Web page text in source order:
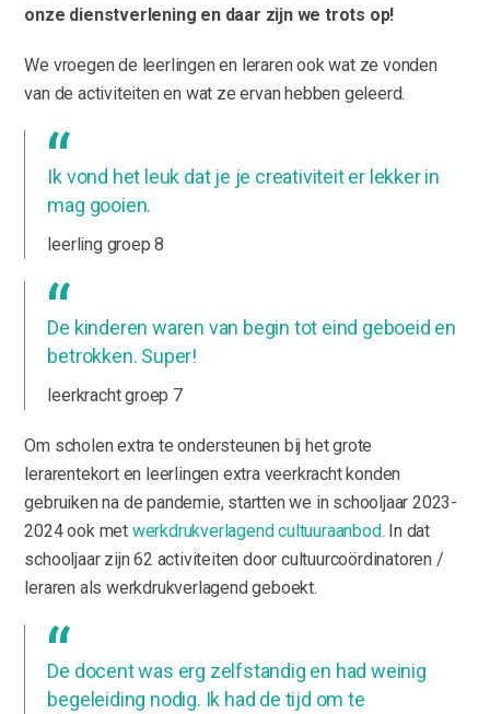
onze dienstverlening en daar zijn we trots op!
We vroegen de leerlingen en leraren ook wat ze vonden
van de activiteiten en wat ze ervan hebben geleerd.
Ik vond het leuk dat je je creativiteit er lekker in
mag gooien.
leerling groep 8
De kinderen waren van begin tot eind geboeid en
betrokken. Super!
leerkracht groep 7
Om scholen extra te ondersteunen bij het grote
lerarentekort en leerlingen extra veerkracht konden
gebruiken na de pandemie, startten we in schooljaar 2023-
2024 ook met werkdrukverlagend cultuuraanbod. In dat
schooljaar zijn 62 activiteiten door cultuurcoördinatoren /
leraren als werkdrukverlagend geboekt.
De docent was erg zelfstandig en had weinig
begeleiding nodig. Ik had de tijd om te